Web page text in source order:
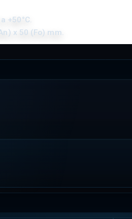
+50°C.
x 50 (Fo) mm.